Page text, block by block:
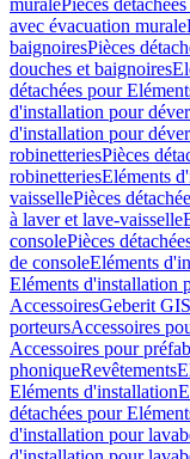
muralePièces
avec évacuation murale
baignoiresPièces
douches et baignoires
détachées pour
d'installation pour
d'installation pour
robinetteriesPièces
robinetteriesEléments
vaissellePièces
à laver et lave-vaisselle
consolePièces
de consoleEléments
Eléments d'installation
AccessoiresGeberit GIS
porteursAccessoires
Accessoires pour
phoniqueRevêtements
Eléments d'installation
détachées pour
d'installation pour